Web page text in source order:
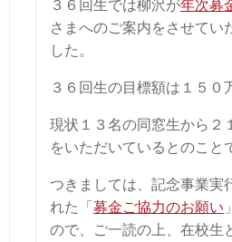
３６回生では柳沢が年次募
さまへのご案内をさせてい
した。
３６回生の目標額は１５０
現状１３名の同窓生から２
をいただいているとのこと
つきましては、記念事業実
れた「募金ご協力のお願い
ので、ご一読の上、在校生